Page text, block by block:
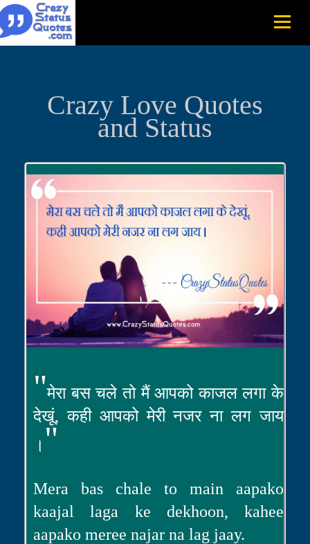
Crazy Love Quotes
and Status
"मेरा बस चले तो मैं आपको काजल लगा के
देखूं, कही आपको मेरी नजर ना लग जाय
। "
Mera bas chale to main aapako
kaajal laga ke dekhoon, kahee
aapako meree najar na lag jaay.